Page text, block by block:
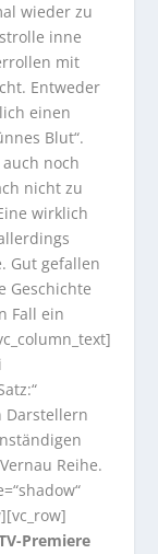
wieder zu
inne
mit
Entweder
einen
Blut“.
noch
nicht zu
wirklich
Gut gefallen
Geschichte
Fall ein
Darstellern
Reihe.
Premiere